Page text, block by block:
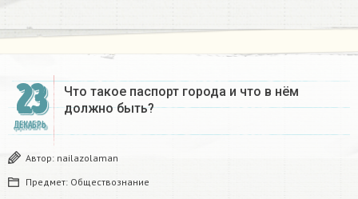
23
ДЕКАБРЬ
Что такое паспорт города и что в нём
должно быть?
Автор: nailazolaman
Предмет: Обществознание